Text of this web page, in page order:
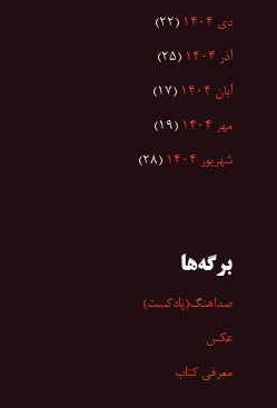
دی ۱۴۰۴ (۲۲)
آذر ۱۴۰۴ (۲۵)
آبان ۱۴۰۴ (۱۷)
مهر ۱۴۰۴ (۱۹)
شهریور ۱۴۰۴ (۲۸)
برگه‌ها
صداهنگ(پادکست)
عکس
معرفی کتاب